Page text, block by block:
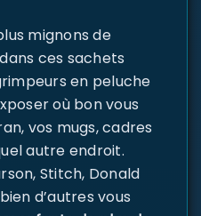
mignons de
ces sachets
en peluche
où bon vous
vos mugs, cadres
autre endroit.
Stitch, Donald
d’autres vous